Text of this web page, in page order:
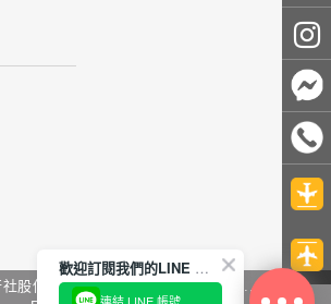
股份有限公司 Come Best Tour Co., Ltd. All
歡迎訂閱我們的LINE 官方帳號
連結 LINE 帳號